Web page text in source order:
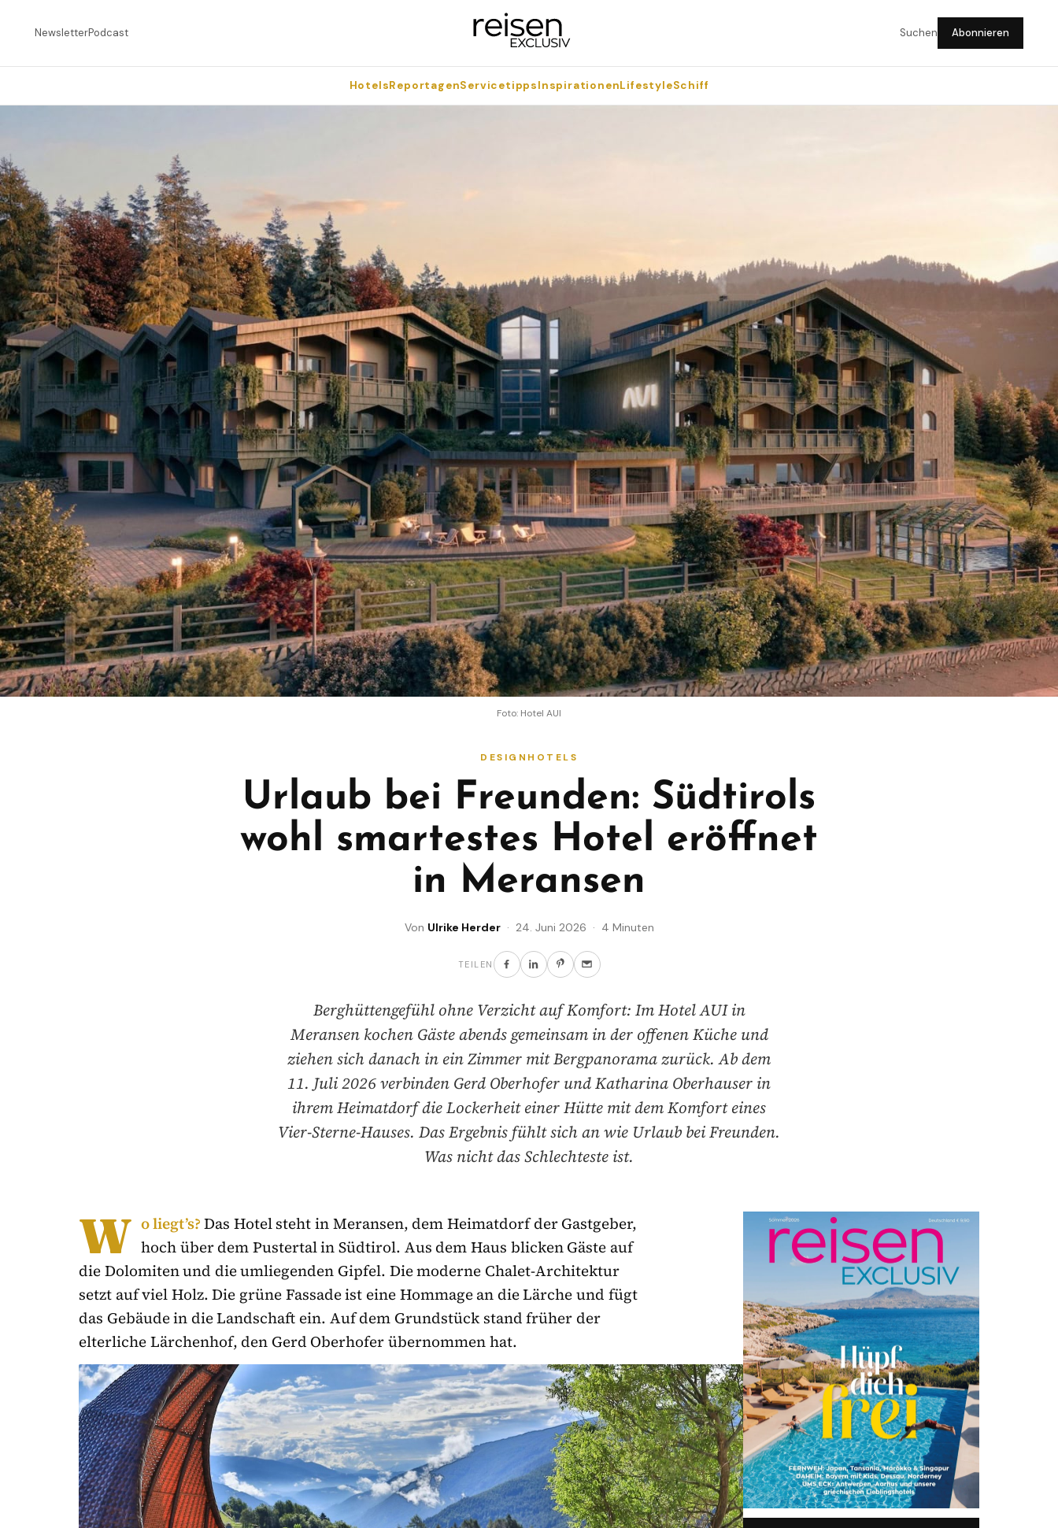
NewsletterPodcast Suchen Abonnieren
HotelsReportagenServicetippsInspirationenLifestyleSchiff
Foto: Hotel AUI
DESIGNHOTELS
Urlaub bei Freunden: Südtirols
wohl smartestes Hotel eröffnet
in Meransen
Von Ulrike Herder· 24. Juni 2026 · 4 Minuten
TEILEN
Berghüttengefühl ohne Verzicht auf Komfort: Im Hotel AUI in
Meransen kochen Gäste abends gemeinsam in der offenen Küche und
ziehen sich danach in ein Zimmer mit Bergpanorama zurück. Ab dem
11. Juli 2026 verbinden Gerd Oberhofer und Katharina Oberhauser in
ihrem Heimatdorf die Lockerheit einer Hütte mit dem Komfort eines
Vier-Sterne-Hauses. Das Ergebnis fühlt sich an wie Urlaub bei Freunden.
Was nicht das Schlechteste ist.
W o liegt’s?Das Hotel steht in Meransen, dem Heimatdorf der Gastgeber,
hoch über dem Pustertal in Südtirol. Aus dem Haus blicken Gäste auf
die Dolomiten und die umliegenden Gipfel. Die moderne Chalet-Architektur
setzt auf viel Holz. Die grüne Fassade ist eine Hommage an die Lärche und fügt
das Gebäude in die Landschaft ein. Auf dem Grundstück stand früher der
elterliche Lärchenhof, den Gerd Oberhofer übernommen hat.